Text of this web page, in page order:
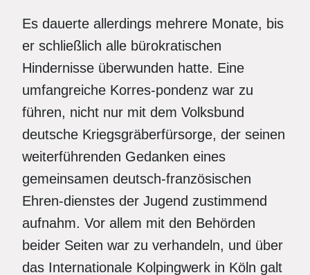
Es dauerte allerdings mehrere Monate, bis
er schließlich alle bürokratischen
Hindernisse überwunden hatte. Eine
umfangreiche Korres-pondenz war zu
führen, nicht nur mit dem Volksbund
deutsche Kriegsgräberfürsorge, der seinen
weiterführenden Gedanken eines
gemeinsamen deutsch-französischen
Ehren-dienstes der Jugend zustimmend
aufnahm. Vor allem mit den Behörden
beider Seiten war zu verhandeln, und über
das Internationale Kolpingwerk in Köln galt